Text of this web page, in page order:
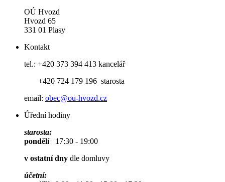
OÚ Hvozd
Hvozd 65
331 01 Plasy
Kontakt
tel.: +420 373 394 413 kancelář
+420 724 179 196 starosta
email: obec@ou-hvozd.cz
Úřední hodiny
starosta:
pondělí 17:30 - 19:00
v ostatní dny dle domluvy
účetní: